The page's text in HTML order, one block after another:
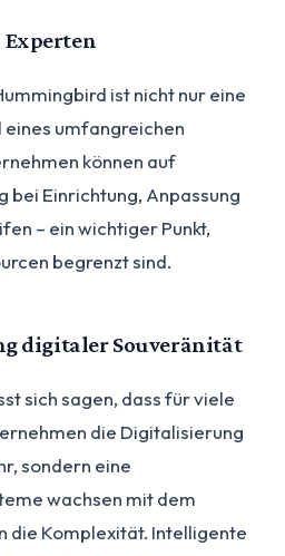
ist nicht nur eine
umfangreichen
können auf
bei Einrichtung, Anpassung
– ein wichtiger Punkt,
begrenzt sind.
digitaler Souveränität
sich sagen, dass für viele
die Digitalisierung
sondern eine
wachsen mit dem
die Komplexität. Intelligente